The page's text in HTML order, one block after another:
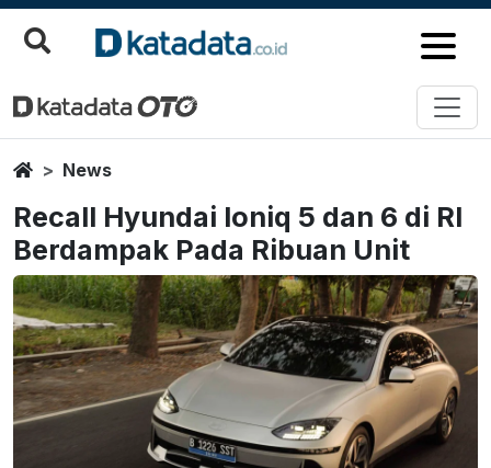
HomeNews
Recall Hyundai Ioniq 5 dan 6 di RI
Berdampak Pada Ribuan Unit